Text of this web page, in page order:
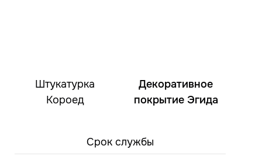
Декоративное
покрытие Эгида
Штукатурка
Короед
Срок службы